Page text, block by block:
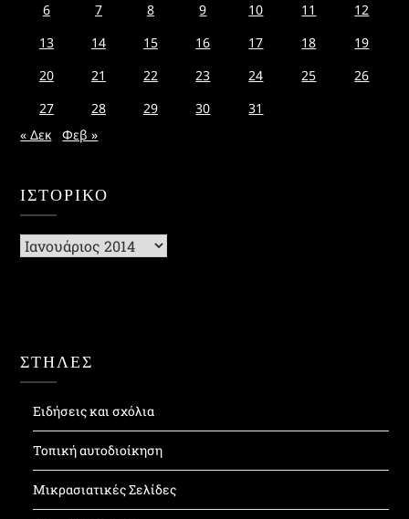
6
7 8 9 10 11
12
13
14 15 16 17 18
19
20
21 22 23 24 25
26
27
28 29 30
31
« Δεκ
Φεβ »
ΙΣΤΟΡΙΚΌ
Ιστορικό
ΣΤΗΛΕΣ
Ειδήσεις και σχόλια
Τοπική αυτοδιοίκηση
Μικρασιατικές Σελίδες